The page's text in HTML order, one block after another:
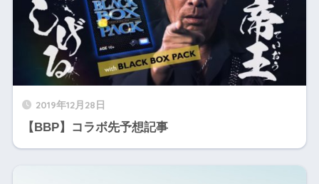
2019年12月28日
【BBP】コラボ先予想記事